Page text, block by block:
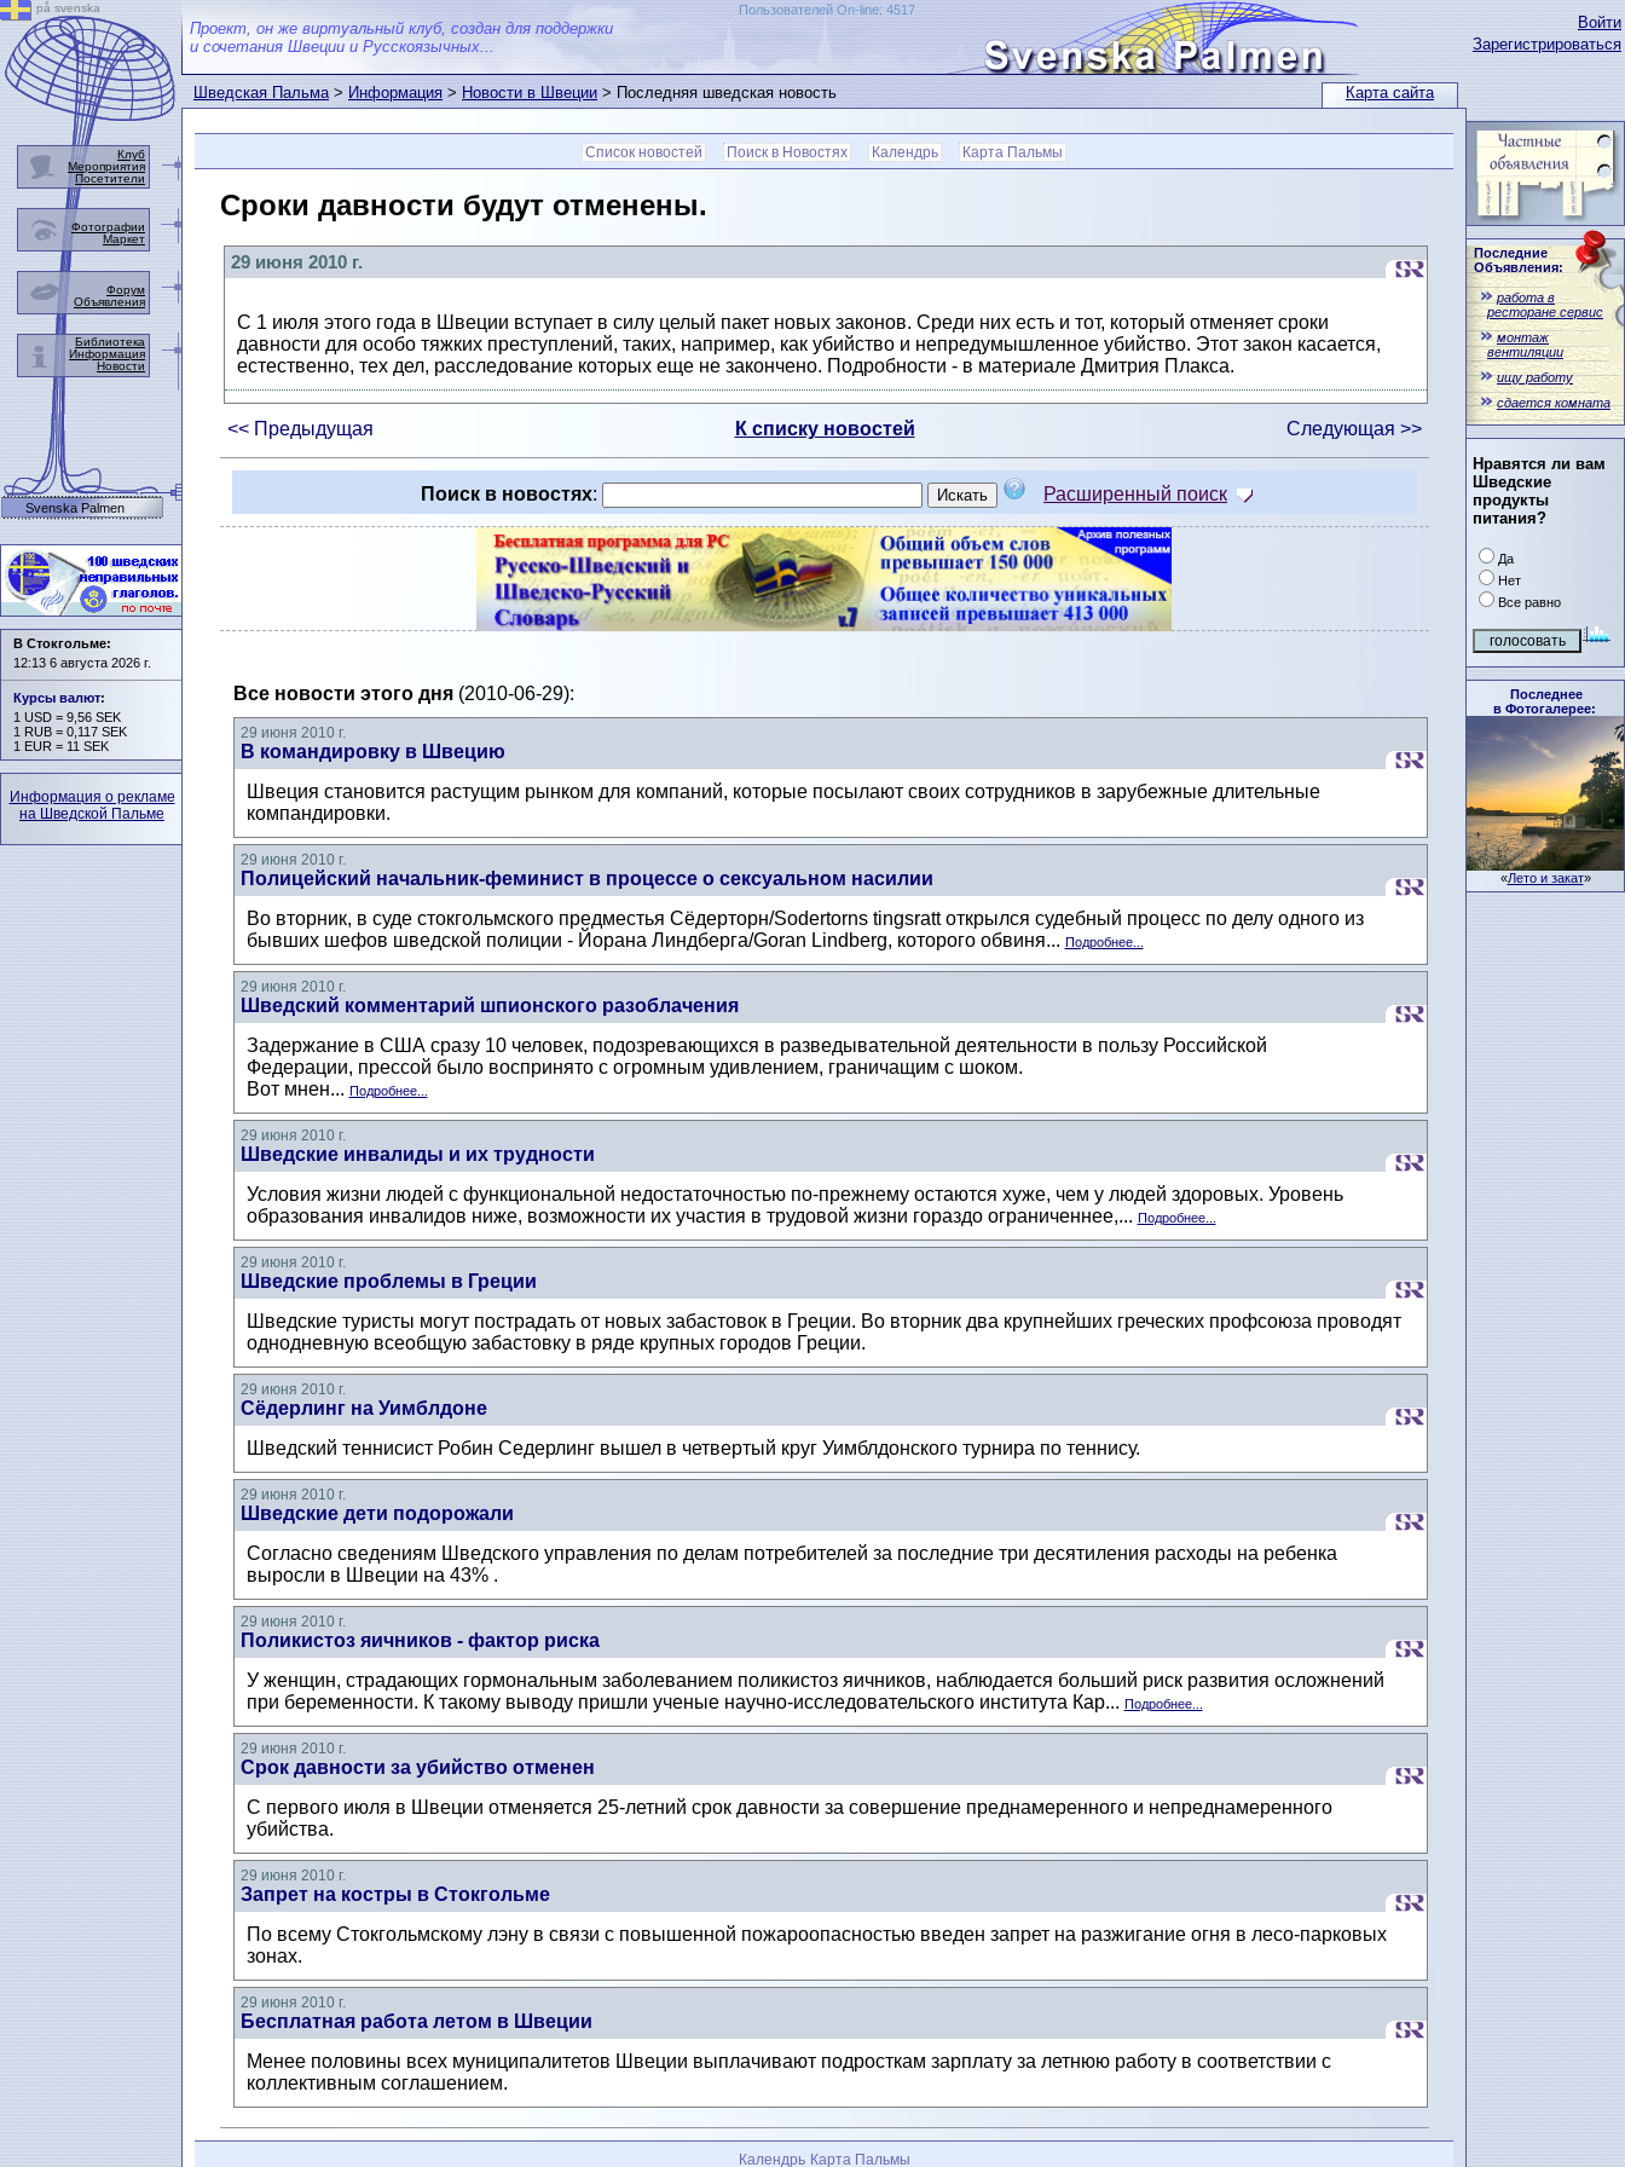
Карта сайта
Войти
Зарегистрироваться
Последние
Объявления:
работа в
ресторане сервис
монтаж
вентиляции
ищу работу
сдается комната
Нравятся ли вам
Шведские
продукты
питания?
Да
Нет
Все равно
Последнее
в Фотогалерее:
«Лето и закат»
Проект, он же виртуальный клуб, создан для поддержки
и сочетания Швеции и Русскоязычных...
Пользователей On-line: 4517
Шведская Пальма>Информация>Новости в Швеции> Последняя шведская новость
Список новостей Поиск в Новостях Календрь Карта Пальмы
Сроки давности будут отменены.
29 июня 2010 г.
С 1 июля этого года в Швеции вступает в силу целый пакет новых законов. Среди них есть и тот, который отменяет сроки
давности для особо тяжких преступлений, таких, например, как убийство и непредумышленное убийство. Этот закон касается,
естественно, тех дел, расследование которых еще не закончено. Подробности - в материале Дмитрия Плакса.
<< Предыдущая К списку новостей Следующая >>
Поиск в новостях: Расширенный поиск
Все новости этого дня(2010-06-29):
29 июня 2010 г.
В командировку в Швецию
Швеция становится растущим рынком для компаний, которые посылают своих сотрудников в зарубежные длительные
компандировки.
29 июня 2010 г.
Полицейский начальник-феминист в процессе о сексуальном насилии
Во вторник, в суде стокгольмского предместья Сёдерторн/Sodertorns tingsratt открылся судебный процесс по делу одного из
бывших шефов шведской полиции - Йорана Линдберга/Goran Lindberg, которого обвиня... Подробнее...
29 июня 2010 г.
Шведский комментарий шпионского разоблачения
Задержание в США сразу 10 человек, подозревающихся в разведывательной деятельности в пользу Российской
Федерации, прессой было воспринято с огромным удивлением, граничащим с шоком.
Вот мнен... Подробнее...
29 июня 2010 г.
Шведские инвалиды и их трудности
Условия жизни людей с функциональной недостаточностью по-прежнему остаются хуже, чем у людей здоровых. Уровень
образования инвалидов ниже, возможности их участия в трудовой жизни гораздо ограниченнее,... Подробнее...
29 июня 2010 г.
Шведские проблемы в Греции
Шведские туристы могут пострадать от новых забастовок в Греции. Во вторник два крупнейших греческих профсоюза проводят
однодневную всеобщую забастовку в ряде крупных городов Греции.
29 июня 2010 г.
Cёдерлинг на Уимблдоне
Шведский теннисист Робин Седерлинг вышел в четвертый круг Уимблдонского турнира по теннису.
29 июня 2010 г.
Шведские дети подорожали
Согласно сведениям Шведского управления по делам потребителей за последние три десятиления расходы на ребенка
выросли в Швеции на 43% .
29 июня 2010 г.
Поликистоз яичников - фактор риска
У женщин, страдающих гормональным заболеванием поликистоз яичников, наблюдается больший риск развития осложнений
при беременности. К такому выводу пришли ученые научно-исследовательского института Кар... Подробнее...
29 июня 2010 г.
Срок давности за убийство отменен
C первого июля в Швеции отменяется 25-летний срок давности за совершение преднамеренного и непреднамеренного
убийства.
29 июня 2010 г.
Запрет на костры в Стокгольме
По всему Стокгольмскому лэну в связи с повышенной пожароопасностью введен запрет на разжигание огня в лесо-парковых
зонах.
29 июня 2010 г.
Бесплатная работа летом в Швеции
Менее половины всех муниципалитетов Швеции выплачивают подросткам зарплату за летнюю работу в соответствии с
коллективным соглашением.
Календрь Карта Пальмы
på svenska
Клуб
Мероприятия
Посетители
Фотографии
Маркет
Форум
Объявления
Библиотека
Информация
Новости
Svenska Palmen
В Стокгольме:
12:13 6 августа 2026 г.
Курсы валют:
1 USD = 9,56 SEK
1 RUB = 0,117 SEK
1 EUR = 11 SEK
Информация о рекламе
на Шведской Пальме